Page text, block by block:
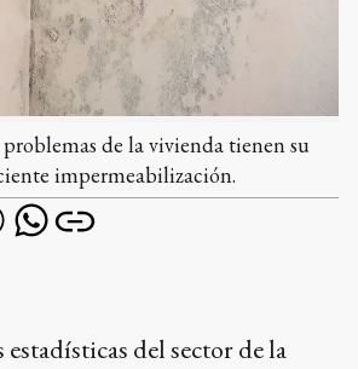
de la vivienda tienen su
impermeabilización.
estadísticas del sector de la